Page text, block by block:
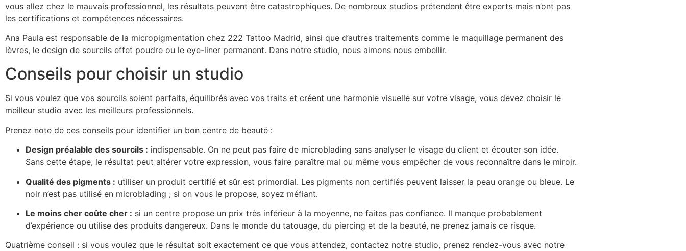
vous allez chez le mauvais professionnel, les résultats peuvent être catastrophiques. De nombreux studios prétendent être experts mais n’ont pas
les certifications et compétences nécessaires.
Ana Paula est responsable de la micropigmentation chez 222 Tattoo Madrid, ainsi que d’autres traitements comme le maquillage permanent des
lèvres, le design de sourcils effet poudre ou le eye-liner permanent. Dans notre studio, nous aimons nous embellir.
Conseils pour choisir un studio
Si vous voulez que vos sourcils soient parfaits, équilibrés avec vos traits et créent une harmonie visuelle sur votre visage, vous devez choisir le
meilleur studio avec les meilleurs professionnels.
Prenez note de ces conseils pour identifier un bon centre de beauté :
Design préalable des sourcils : indispensable. On ne peut pas faire de microblading sans analyser le visage du client et écouter son idée.
Sans cette étape, le résultat peut altérer votre expression, vous faire paraître mal ou même vous empêcher de vous reconnaître dans le miroir.
Qualité des pigments : utiliser un produit certifié et sûr est primordial. Les pigments non certifiés peuvent laisser la peau orange ou bleue. Le
noir n’est pas utilisé en microblading ; si on vous le propose, soyez méfiant.
Le moins cher coûte cher : si un centre propose un prix très inférieur à la moyenne, ne faites pas confiance. Il manque probablement
d’expérience ou utilise des produits dangereux. Dans le monde du tatouage, du piercing et de la beauté, ne prenez jamais ce risque.
Quatrième conseil : si vous voulez que le résultat soit exactement ce que vous attendez, contactez notre studio, prenez rendez-vous avec notre